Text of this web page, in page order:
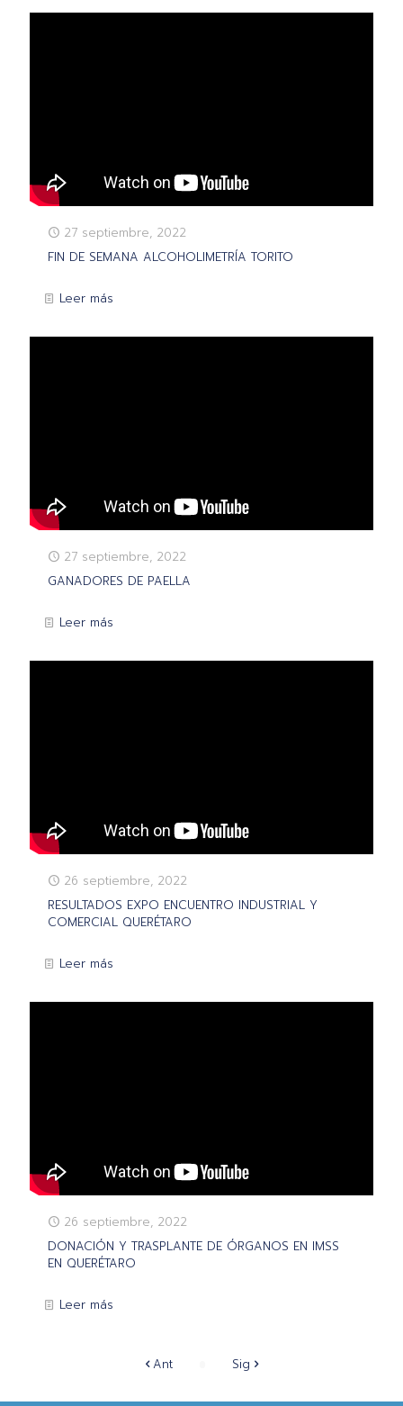
27 septiembre, 2022
FIN DE SEMANA ALCOHOLIMETRÍA TORITO
Leer más
27 septiembre, 2022
GANADORES DE PAELLA
Leer más
26 septiembre, 2022
RESULTADOS EXPO ENCUENTRO INDUSTRIAL Y
COMERCIAL QUERÉTARO
Leer más
26 septiembre, 2022
DONACIÓN Y TRASPLANTE DE ÓRGANOS EN IMSS
EN QUERÉTARO
Leer más
Ant Sig